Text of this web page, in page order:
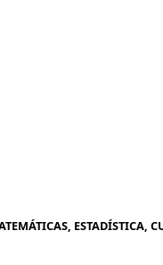
ESTADÍSTICA,